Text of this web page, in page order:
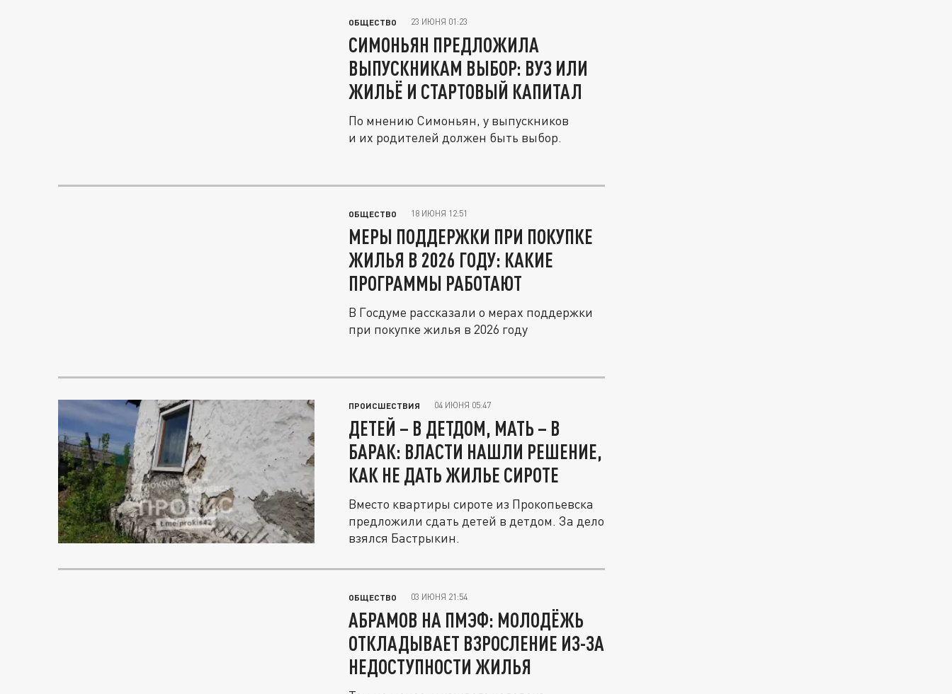
ОБЩЕСТВО 23 ИЮНЯ 01:23
СИМОНЬЯН ПРЕДЛОЖИЛА
ВЫПУСКНИКАМ ВЫБОР: ВУЗ ИЛИ
ЖИЛЬЁ И СТАРТОВЫЙ КАПИТАЛ
По мнению Симоньян, у выпускников
и их родителей должен быть выбор.
ОБЩЕСТВО 18 ИЮНЯ 12:51
МЕРЫ ПОДДЕРЖКИ ПРИ ПОКУПКЕ
ЖИЛЬЯ В 2026 ГОДУ: КАКИЕ
ПРОГРАММЫ РАБОТАЮТ
В Госдуме рассказали о мерах поддержки
при покупке жилья в 2026 году
ПРОИСШЕСТВИЯ 04 ИЮНЯ 05:47
ДЕТЕЙ – В ДЕТДОМ, МАТЬ – В
БАРАК: ВЛАСТИ НАШЛИ РЕШЕНИЕ,
КАК НЕ ДАТЬ ЖИЛЬЕ СИРОТЕ
Вместо квартиры сироте из Прокопьевска
предложили сдать детей в детдом. За дело
взялся Бастрыкин.
ОБЩЕСТВО 03 ИЮНЯ 21:54
АБРАМОВ НА ПМЭФ: МОЛОДЁЖЬ
ОТКЛАДЫВАЕТ ВЗРОСЛЕНИЕ ИЗ-ЗА
НЕДОСТУПНОСТИ ЖИЛЬЯ